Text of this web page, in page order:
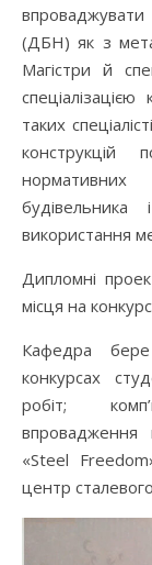
(ДБН) як з
Магістри й
таких
конструкцій
використання
Дипломні
місця на
Кафедра
конкурсах
робіт;
впровадження
«Steel
центр